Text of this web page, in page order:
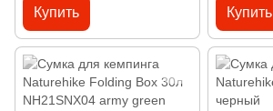
Купить Купить